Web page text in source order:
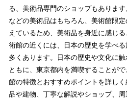
る、美術品専門のショップもありま
などの美術品はもちろん、美術館限
えているため、美術品を身近に感じ
術館の近くには、日本の歴史を学べ
多くあります。日本の歴史や文化に
ともに、東京都内を満喫することが
館の特徴とおすすめポイントを詳し
品や建物、丁寧な解説やショップ、